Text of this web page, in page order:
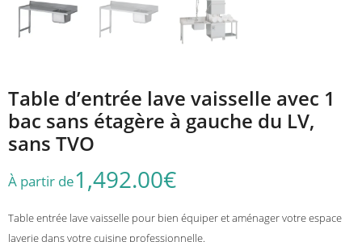
Table d’entrée lave vaisselle avec 1
bac sans étagère à gauche du LV,
sans TVO
À partir de1,492.00€
Table entrée lave vaisselle pour bien équiper et aménager votre espace
laverie dans votre cuisine professionnelle.